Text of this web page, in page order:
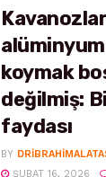
koymak
değilmiş:
faydası
BY
ŞUBAT 16, 2026